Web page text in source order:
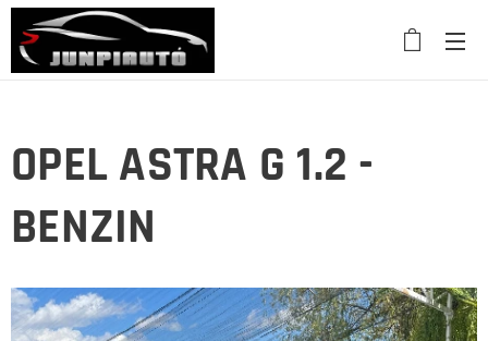
OPEL ASTRA G 1.2 -
BENZIN